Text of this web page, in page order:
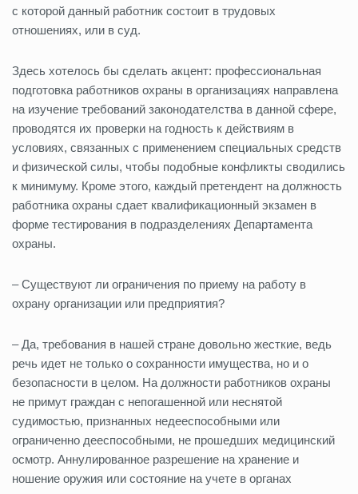
с которой данный работник состоит в трудовых
отношениях, или в суд.
Здесь хотелось бы сделать акцент: профессиональная
подготовка работников охраны в организациях направлена
на изучение требований законодателства в данной сфере,
проводятся их проверки на годность к действиям в
условиях, связанных с применением специальных средств
и физической силы, чтобы подобные конфликты сводились
к минимуму. Кроме этого, каждый претендент на должность
работника охраны сдает квалификационный экзамен в
форме тестирования в подразделениях Департамента
охраны.
– Существуют ли ограничения по приему на работу в
охрану организации или предприятия?
– Да, требования в нашей стране довольно жесткие, ведь
речь идет не только о сохранности имущества, но и о
безопасности в целом. На должности работников охраны
не примут граждан с непогашенной или неснятой
судимостью, признанных недееспособными или
ограниченно дееспособными, не прошедших медицинский
осмотр. Аннулированное разрешение на хранение и
ношение оружия или состояние на учете в органах